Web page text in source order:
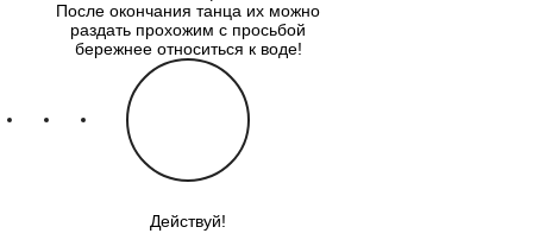
После окончания танца их можно
раздать прохожим с просьбой
бережнее относиться к воде!
Действуй!